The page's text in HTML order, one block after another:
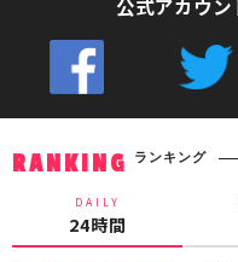
公式アカウン
RANKING ランキング
DAILY
24時間